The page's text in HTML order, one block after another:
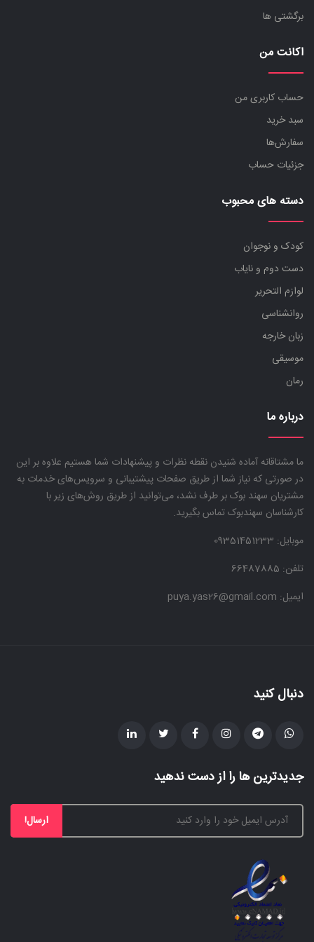
برگشتی ها
اکانت من
حساب کاربری من
سبد خرید
سفارش‌ها
جزئیات حساب
دسته های محبوب
کودک و نوجوان
دست دوم و نایاب
لوازم التحریر
روانشناسی
زبان خارجه
موسیقی
رمان
درباره ما
ما مشتاقانه آماده شنیدن نقطه نظرات و پیشنهادات شما هستیم علاوه بر این
در صورتی که نیاز شما از طریق صفحات پیشتیبانی و سرویس‌های خدمات به
مشتریان سهند بوک بر طرف نشد، می‌توانید از طریق روش‌های زیر با
کارشناسان سهندبوک تماس بگیرید.
موبایل:
تلفن: 66487885
ایمیل: puya.yas26@gmail.com
دنبال کنید
جدیدترین ها را از دست ندهید
ارسال!